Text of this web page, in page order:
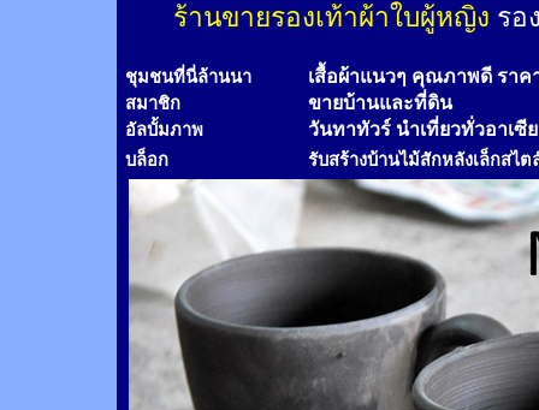
ร้านขายรองเท้าผ้าใบผู้หญิง รอ
ชุมชนที่นี่ล้านนา เสื้อผ้าแนวๆ คุณภาพดี ราค
สมาชิก ขายบ้านและที่ดิน
อัลบั้มภาพ วันทาทัวร์ นำเที่ยวทั่วอาเซี
บล็อก รับสร้างบ้านไม้สักหลังเล็กสไต